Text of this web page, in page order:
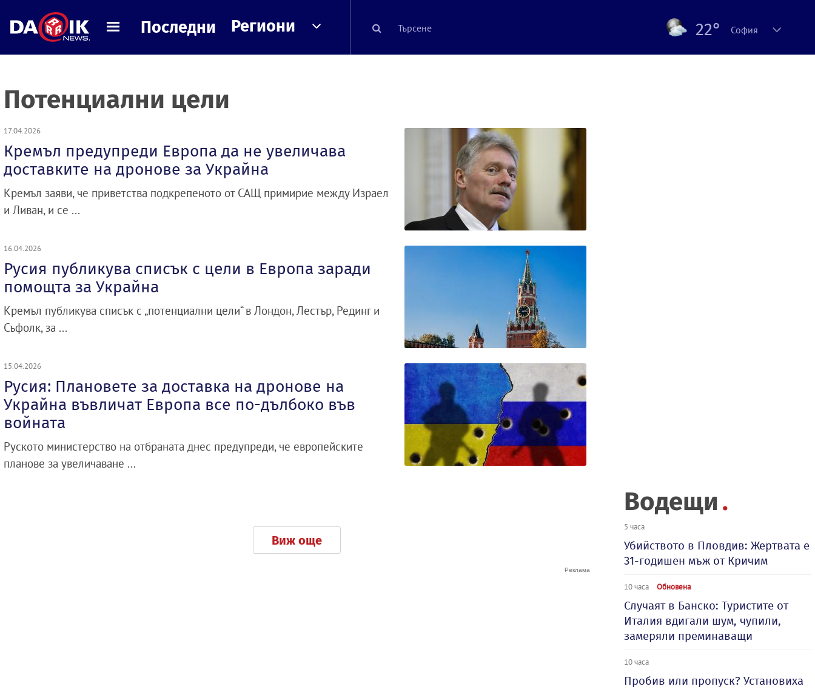
Последни Региони 22° София
Потенциални цели
17.04.2026
Кремъл предупреди Европа да не увеличава
доставките на дронове за Украйна
Кремъл заяви, че приветства подкрепеното от САЩ примирие между Израел
и Ливан, и се ...
16.04.2026
Русия публикува списък с цели в Европа заради
помощта за Украйна
Кремъл публикува списък с „потенциални цели“ в Лондон, Лестър, Рединг и
Съфолк, за ...
15.04.2026
Русия: Плановете за доставка на дронове на
Украйна въвличат Европа все по-дълбоко във
войната
Руското министерство на отбраната днес предупреди, че европейските
планове за увеличаване ...
Виж още
Водещи
5 часа
Убийството в Пловдив: Жертвата е
31-годишен мъж от Кричим
10 часа Обновена
Случаят в Банско: Туристите от
Италия вдигали шум, чупили,
замеряли преминаващи
10 часа
Пробив или пропуск? Установиха